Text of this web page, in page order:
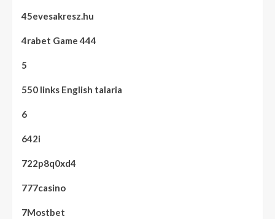
45evesakresz.hu
4rabet Game 444
5
550 links English talaria
6
642i
722p8q0xd4
777casino
7Mostbet